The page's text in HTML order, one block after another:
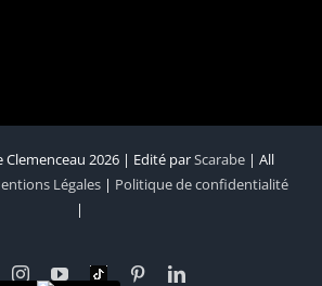
2026 | Edité parScarabe | All
Légales| Politique de confidentialité
|
InstagramYouTube
Tik
PinterestLinkedIn